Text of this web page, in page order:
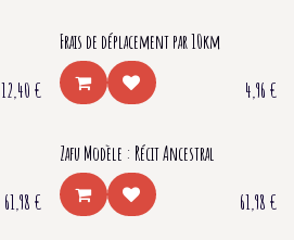
12,40 €
Frais de déplacement par 10km
4,96 €
61,98 €
Zafu Modèle : Récit Ancestral
61,98 €